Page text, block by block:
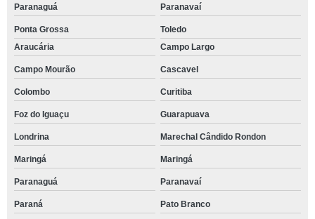
Paranaguá Paranavaí
Ponta Grossa
Toledo
Araucária
Campo Largo
Campo Mourão Cascavel
Colombo Curitiba
Foz do Iguaçu Guarapuava
Londrina Marechal Cândido Rondon
Maringá Maringá
Paranaguá Paranavaí
Paraná Pato Branco